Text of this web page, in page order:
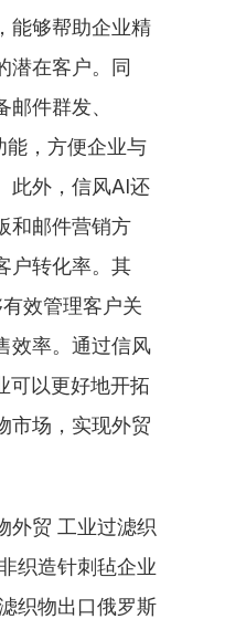
能够帮助企业精
潜在客户。同
件群发、
，方便企业与
此外，信风AI还
和邮件营销方
户转化率。其
效管理客户关
效率。通过信风
可以更好地开拓
市场，实现外贸
外贸 工业过滤织
织造针刺毡企业
织物出口俄罗斯